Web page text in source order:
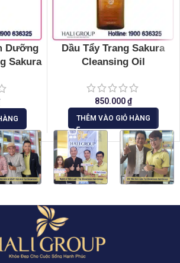
Dưỡng
Sakura
Dầu Tẩy Trang Sakura
Cleansing Oil
850.000₫
THÊM VÀO GIỎ HÀNG